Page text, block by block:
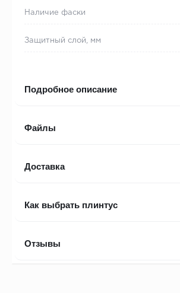
Наличие фаски
Защитный слой, мм
Подробное описание
Файлы
Доставка
Как выбрать плинтус
Отзывы